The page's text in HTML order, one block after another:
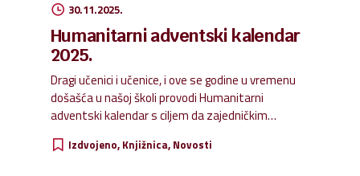
30.11.2025.
Humanitarni adventski kalendar
2025.
Dragi učenici i učenice, i ove se godine u vremenu
došašća u našoj školi provodi Humanitarni
adventski kalendar s ciljem da zajedničkim
najpotrebnija. Online adventski kalendar bit će
Izdvojeno Knjižnica Novosti